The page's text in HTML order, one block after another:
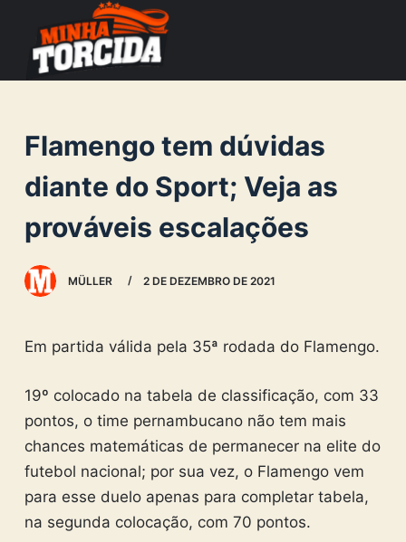
o
n
e
Flamengo tem dúvidas
diante do Sport; Veja as
prováveis escalações
MÜLLER 2 DE DEZEMBRO DE 2021
Em partida válida pela 35ª rodada do Flamengo.
19º colocado na tabela de classificação, com 33
pontos, o time pernambucano não tem mais
chances matemáticas de permanecer na elite do
futebol nacional; por sua vez, o Flamengo vem
para esse duelo apenas para completar tabela,
na segunda colocação, com 70 pontos.